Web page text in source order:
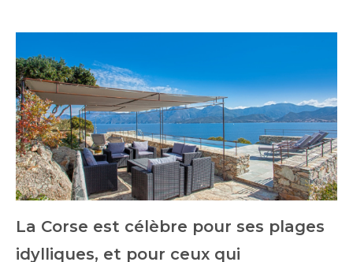
La Corse est célèbre pour ses plages
idylliques, et pour ceux qui